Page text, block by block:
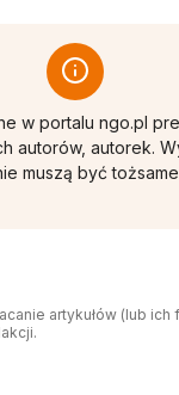
w portalu ngo.pl
autorów, autorek.
muszą być
artykułów (lub